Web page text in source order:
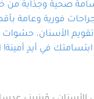
صحية وجذابة
فورية وعامة
الأسنان، حشوات
في أيدٍ أمينة!